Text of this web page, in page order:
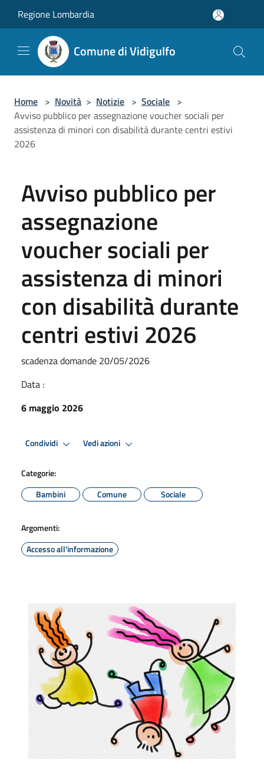
Regione Lombardia
Comune di Vidigulfo
Home > Novità > Notizie > Sociale >
Avviso pubblico per assegnazione voucher sociali per
assistenza di minori con disabilità durante centri estivi
2026
Avviso pubblico per
assegnazione
voucher sociali per
assistenza di minori
con disabilità durante
centri estivi 2026
scadenza domande 20/05/2026
Data :
6 maggio 2026
Condividi Vedi azioni
Categorie:
Bambini
Comune Sociale
Argomenti:
Accesso all'informazione